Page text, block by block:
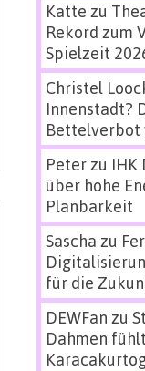
Katte zu
Rekord zum
Spielzeit
Christel
Innenstadt?
Bettelverbot
Peterzu IHK
über hohe
Planbarkeit
Sascha zu
für die
DEWFan zu
Dahmen